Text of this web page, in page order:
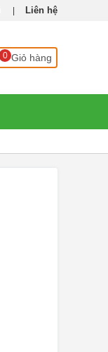
Liên hệ
0 Giỏ hàng